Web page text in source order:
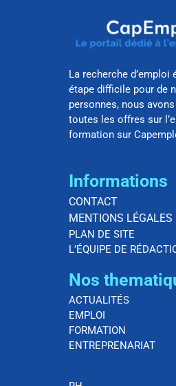
La recherche d’emploi
étape difficile pour de
personnes, nous
toutes les offres sur
formation sur
Informations
CONTACT
MENTIONS LÉGALES
PLAN DE SITE
L’ÉQUIPE DE
Nos
ACTUALITÉS
EMPLOI
FORMATION
ENTREPRENARIAT